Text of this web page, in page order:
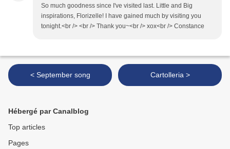
So much goodness since I've visited last. Little and Big
inspirations, Florizelle! I have gained much by visiting you
tonight.<br /> <br /> Thank you~<br /> xox<br /> Constance
< September song Cartolleria >
Hébergé par Canalblog
Top articles
Pages